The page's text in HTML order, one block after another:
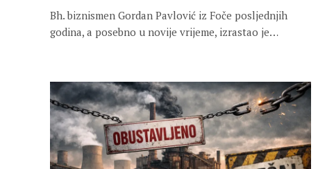
Bh. biznismen Gordan Pavlović iz Foče posljednjih
godina, a posebno u novije vrijeme, izrastao je…